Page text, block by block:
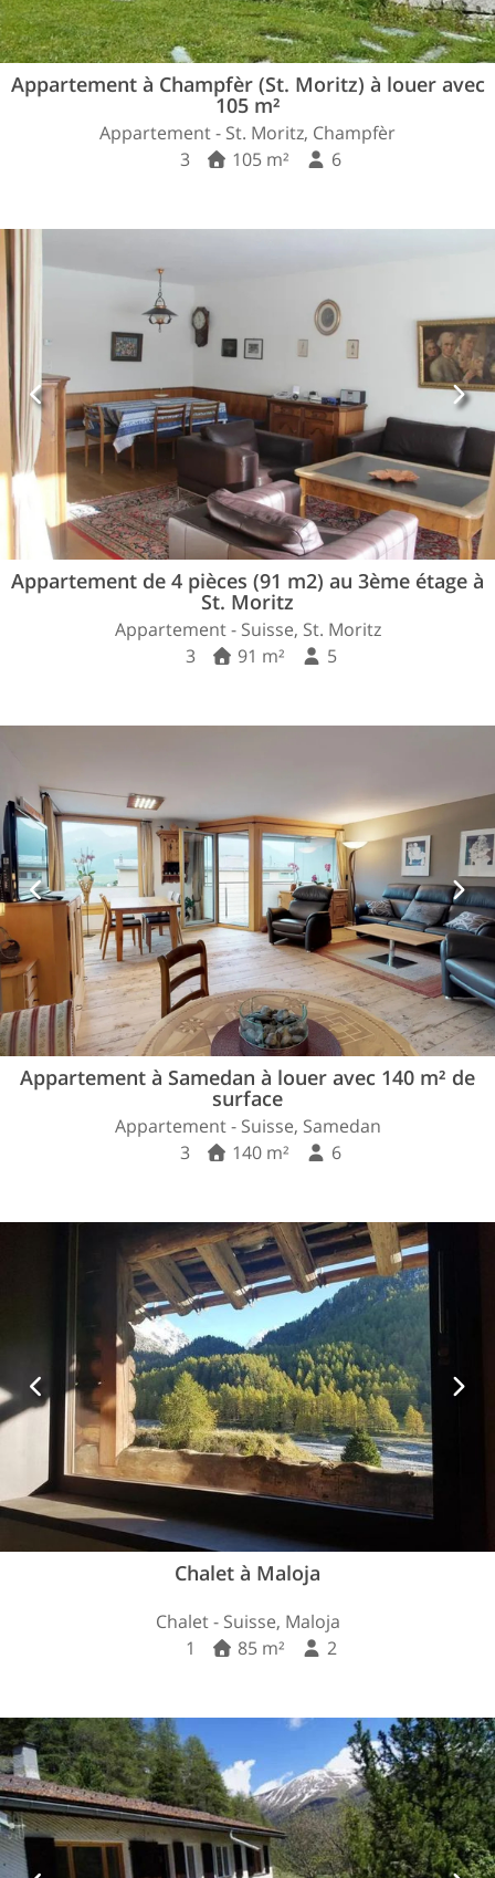
Appartement à Champfèr (St. Moritz) à louer avec
105 m²
Appartement - St. Moritz, Champfèr
3
105 m² 6
Appartement de 4 pièces (91 m2) au 3ème étage à
St. Moritz
Appartement - Suisse, St. Moritz
3
91 m² 5
Appartement à Samedan à louer avec 140 m² de
surface
Appartement - Suisse, Samedan
3
140 m² 6
Chalet à Maloja
Chalet - Suisse, Maloja
1
85 m² 2